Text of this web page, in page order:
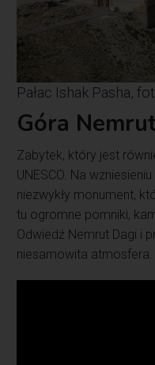
Pałac Ishak Pasha,
Góra
Zabytek, który jest
UNESCO. Na
niezwykły monument,
tu ogromne pomniki,
Odwiedź Nemrut Dagi i
niesamowita atmosfera.